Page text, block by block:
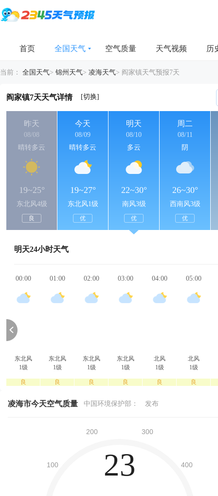
首页 全国天气 空气质量 天气视频 历
当前： 全国天气> 锦州天气> 凌海天气> 阎家镇天气预报7天
阎家镇7天天气详情 [切换]
昨天
08/08
晴转多云
19~25°
东北风4级
良
今天
08/09
晴转多云
19~27°
东北风1级
优
明天
08/10
多云
22~30°
南风3级
优
周二
08/11
阴
26~30°
西南风3级
优
明天24小时天气
00:00
东北风
1级
良
01:00
东北风
1级
良
02:00
东北风
1级
良
03:00
东北风
1级
良
04:00
北风
1级
良
05:00
北风
1级
良
凌海市今天空气质量 中国环境保护部： 发布
23